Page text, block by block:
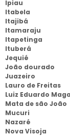
Ipiau
Itabela
Itajibá
Itamaraju
Itapetinga
Ituberá
Jequié
João dourado
Juazeiro
Lauro de Freitas
Luiz Eduardo
Mata de são João
Mucuri
Nazaré
Nova Visoja